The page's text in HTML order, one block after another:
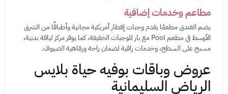
مطاعم وخدمات إضافية
يضم الفندق مطعمًا يقدم وجبات إفطار أمريكية مجانية وأطباقًا من الشرق
الأوسط في مطعم Pool مع بار للوجبات الخفيفة، كما يوفر مركز لياقة بدنية،
مسبح على السطح، وخدمات راقية لضمان راحة ورفاهية الضيوف.
عروض وباقات بوفيه حياة بلايس
الرياض السليمانية